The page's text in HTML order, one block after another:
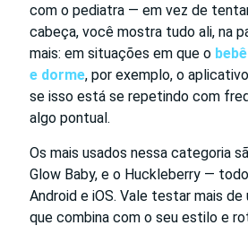
com o pediatra — em vez de
cabeça, você mostra tudo ali, na
mais: em situações em que o
e dorme, por exemplo, o
se isso está se repetindo com
algo pontual.
Os mais usados nessa categoria
Glow Baby, e o Huckleberry —
Android e iOS. Vale testar mais
que combina com o seu estilo e